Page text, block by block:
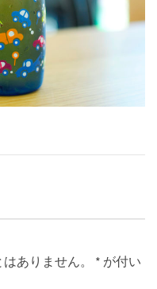
ありません。 * が付い